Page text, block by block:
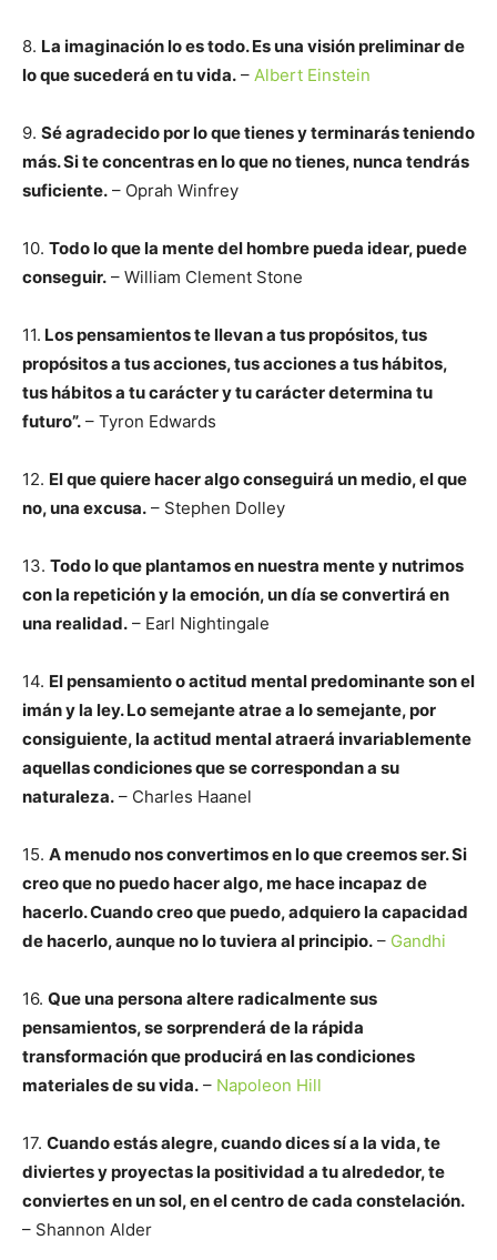
8. La imaginación lo es todo. Es una visión preliminar de
lo que sucederá en tu vida. – Albert Einstein
9. Sé agradecido por lo que tienes y terminarás teniendo
más. Si te concentras en lo que no tienes, nunca tendrás
suficiente. – Oprah Winfrey
10. Todo lo que la mente del hombre pueda idear, puede
conseguir. – William Clement Stone
11. Los pensamientos te llevan a tus propósitos, tus
propósitos a tus acciones, tus acciones a tus hábitos,
tus hábitos a tu carácter y tu carácter determina tu
futuro”. – Tyron Edwards
12. El que quiere hacer algo conseguirá un medio, el que
no, una excusa. – Stephen Dolley
13. Todo lo que plantamos en nuestra mente y nutrimos
con la repetición y la emoción, un día se convertirá en
una realidad. – Earl Nightingale
14. El pensamiento o actitud mental predominante son el
imán y la ley. Lo semejante atrae a lo semejante, por
consiguiente, la actitud mental atraerá invariablemente
aquellas condiciones que se correspondan a su
naturaleza. – Charles Haanel
15. A menudo nos convertimos en lo que creemos ser. Si
creo que no puedo hacer algo, me hace incapaz de
hacerlo. Cuando creo que puedo, adquiero la capacidad
de hacerlo, aunque no lo tuviera al principio. – Gandhi
16. Que una persona altere radicalmente sus
pensamientos, se sorprenderá de la rápida
transformación que producirá en las condiciones
materiales de su vida. – Napoleon Hill
17. Cuando estás alegre, cuando dices sí a la vida, te
diviertes y proyectas la positividad a tu alrededor, te
conviertes en un sol, en el centro de cada constelación.
– Shannon Alder